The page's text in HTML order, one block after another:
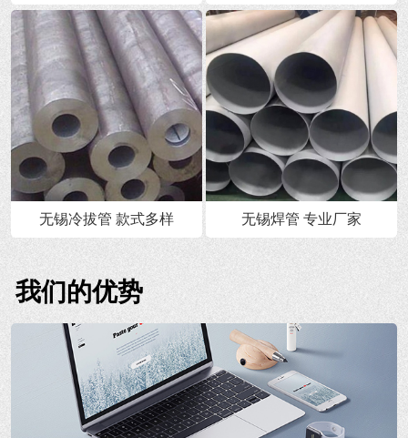
无锡冷拔管 款式多样 无锡焊管 专业厂家
我们的优势